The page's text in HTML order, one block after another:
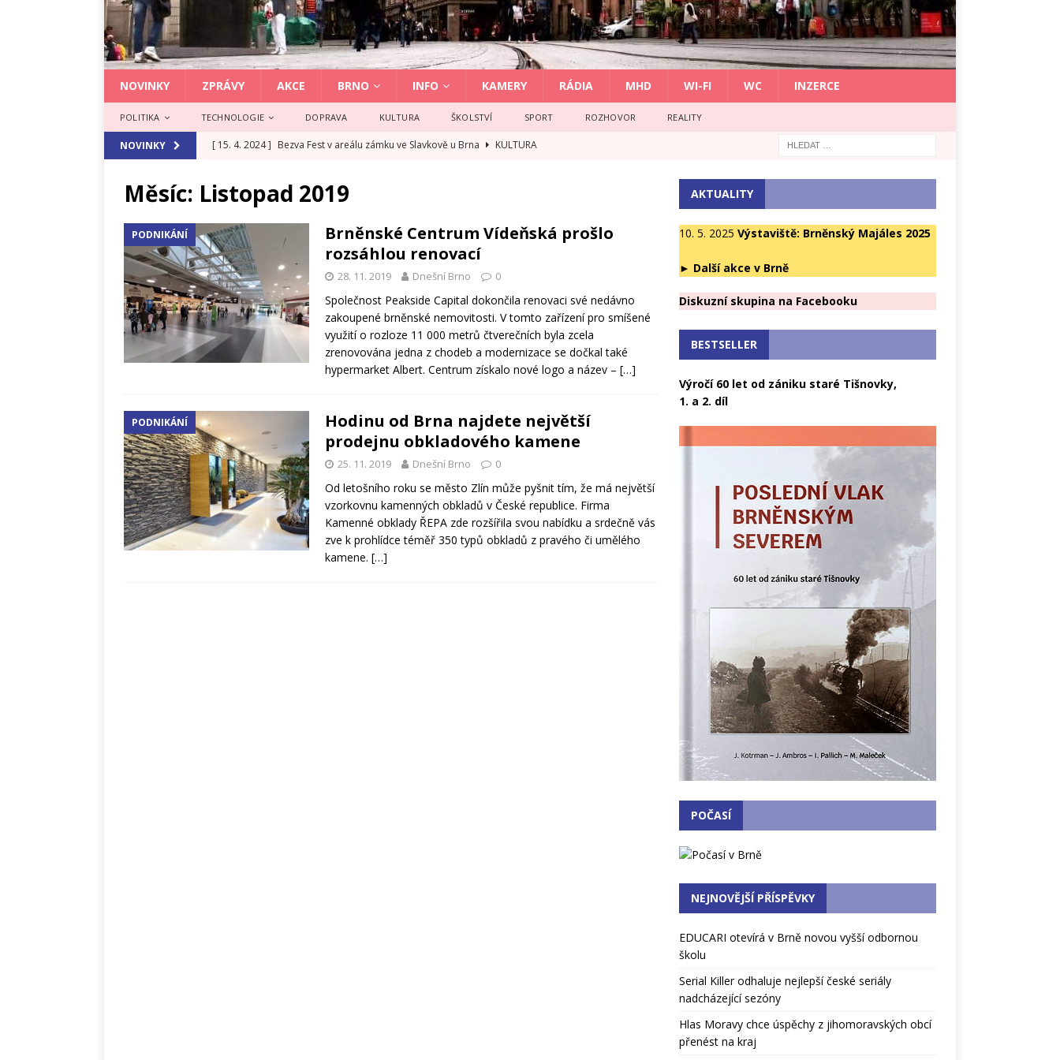
NOVINKY ZPRÁVY AKCE BRNO INFO KAMERY RÁDIA MHD WI-FI WC INZERCE
POLITIKA TECHNOLOGIE DOPRAVA KULTURA ŠKOLSTVÍ SPORT ROZHOVOR REALITY
NOVINKY [ 15. 4. 2024 ] Bezva Fest v areálu zámku ve Slavkově u Brna
KULTURA
[ 31. 3. 2025 ] EDUCARI otevírá v Brně novou vyšší odbornou školu
[ 27. 8. 2024 ] Serial Killer odhaluje nejlepší české seriály nadcházející sezóny
KULTURA
[ 19. 6. 2024 ]
Hlas Moravy chce úspěchy z jihomoravských obcí přenést na kraj
Měsíc: Listopad 2019
PODNIKÁNÍ
Brněnské Centrum Vídeňská prošlo
rozsáhlou renovací
28. 11. 2019 Dnešní Brno 0
Společnost Peakside Capital dokončila renovaci své nedávno
zakoupené brněnské nemovitosti. V tomto zařízení pro smíšené
využití o rozloze 11 000 metrů čtverečních byla zcela
zrenovována jedna z chodeb a modernizace se dočkal také
hypermarket Albert. Centrum získalo nové logo a název – […]
PODNIKÁNÍ
Hodinu od Brna najdete největší
prodejnu obkladového kamene
25. 11. 2019 Dnešní Brno 0
Od letošního roku se město Zlín může pyšnit tím, že má největší
vzorkovnu kamenných obkladů v České republice. Firma
Kamenné obklady ŘEPA zde rozšířila svou nabídku a srdečně vás
zve k prohlídce téměř 350 typů obkladů z pravého či umělého
kamene. […]
AKTUALITY
10. 5. 2025 Výstaviště: Brněnský Majáles 2025
► Další akce v Brně
Diskuzní skupina na Facebooku
BESTSELLER
Výročí 60 let od zániku staré Tišnovky,
1. a 2. díl
POČASÍ
NEJNOVĚJŠÍ PŘÍSPĚVKY
EDUCARI otevírá v Brně novou vyšší odbornou
školu
Serial Killer odhaluje nejlepší české seriály
nadcházející sezóny
Hlas Moravy chce úspěchy z jihomoravských obcí
přenést na kraj